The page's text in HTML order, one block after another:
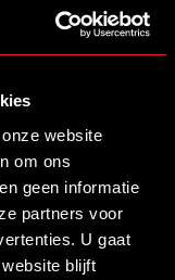
website
om ons
geen informatie
partners voor
U gaat
blijft